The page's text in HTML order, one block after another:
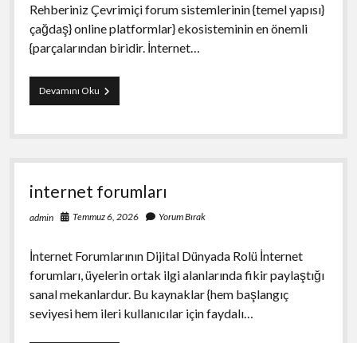
Rehberiniz Çevrimiçi forum sistemlerinin {temel yapısı}
çağdaş} online platformlar} ekosisteminin en önemli
{parçalarından biridir. İnternet…
Devamını OkuWeb
Forum
internet forumları
admin Temmuz 6, 2026 Yorum Bırak
İnternet Forumlarının Dijital Dünyada Rolü İnternet
forumları, üyelerin ortak ilgi alanlarında fikir paylaştığı
sanal mekanlardur. Bu kaynaklar {hem başlangıç
seviyesi hem ileri kullanıcılar için faydalı…